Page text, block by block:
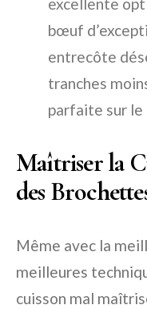
excellente
bœuf
entrecôte
tranches
parfaite sur le
Maîtriser la
des
Même avec la
meilleures
cuisson mal